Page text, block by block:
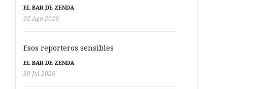
EL BAR DE ZENDA
02 Ago 2026
Esos reporteros sensibles
EL BAR DE ZENDA
30 Jul 2026